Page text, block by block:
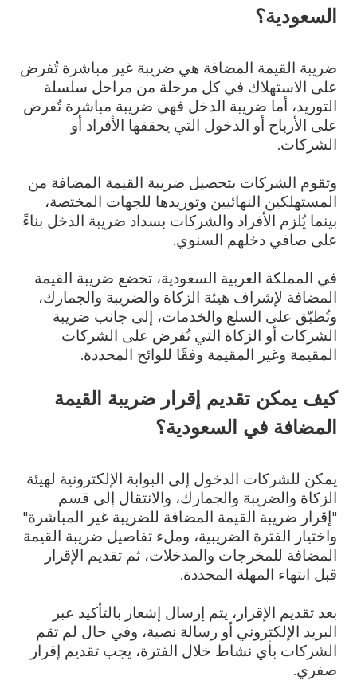
السعودية؟
ضريبة القيمة المضافة هي ضريبة غير مباشرة تُفرض
على الاستهلاك في كل مرحلة من مراحل سلسلة
التوريد، أما ضريبة الدخل فهي ضريبة مباشرة تُفرض
على الأرباح أو الدخول التي يحققها الأفراد أو
الشركات.
وتقوم الشركات بتحصيل ضريبة القيمة المضافة من
المستهلكين النهائيين وتوريدها للجهات المختصة،
بينما يُلزم الأفراد والشركات بسداد ضريبة الدخل بناءً
على صافي دخلهم السنوي.
في المملكة العربية السعودية، تخضع ضريبة القيمة
المضافة لإشراف هيئة الزكاة والضريبة والجمارك،
وتُطبّق على السلع والخدمات، إلى جانب ضريبة
الشركات أو الزكاة التي تُفرض على الشركات
المقيمة وغير المقيمة وفقًا للوائح المحددة.
كيف يمكن تقديم إقرار ضريبة القيمة
المضافة في السعودية؟
يمكن للشركات الدخول إلى البوابة الإلكترونية لهيئة
الزكاة والضريبة والجمارك، والانتقال إلى قسم
"إقرار ضريبة القيمة المضافة للضريبة غير المباشرة"
واختيار الفترة الضريبية، وملء تفاصيل ضريبة القيمة
المضافة للمخرجات والمدخلات، ثم تقديم الإقرار
قبل انتهاء المهلة المحددة.
بعد تقديم الإقرار، يتم إرسال إشعار بالتأكيد عبر
البريد الإلكتروني أو رسالة نصية، وفي حال لم تقم
الشركات بأي نشاط خلال الفترة، يجب تقديم إقرار
صفري.